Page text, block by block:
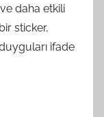
daha etkili
sticker,
ifade